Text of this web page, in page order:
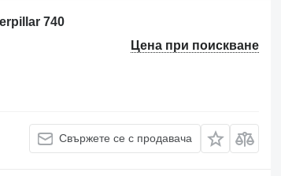
740
Цена при поискване
Свържете се с продавача